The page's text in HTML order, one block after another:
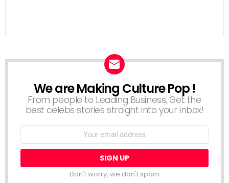
NEWSLETTER
We are Making Culture Pop !
From people to Leading Business, Get the
best celebs stories straight into your inbox!
Email
Don't worry, we don't spam